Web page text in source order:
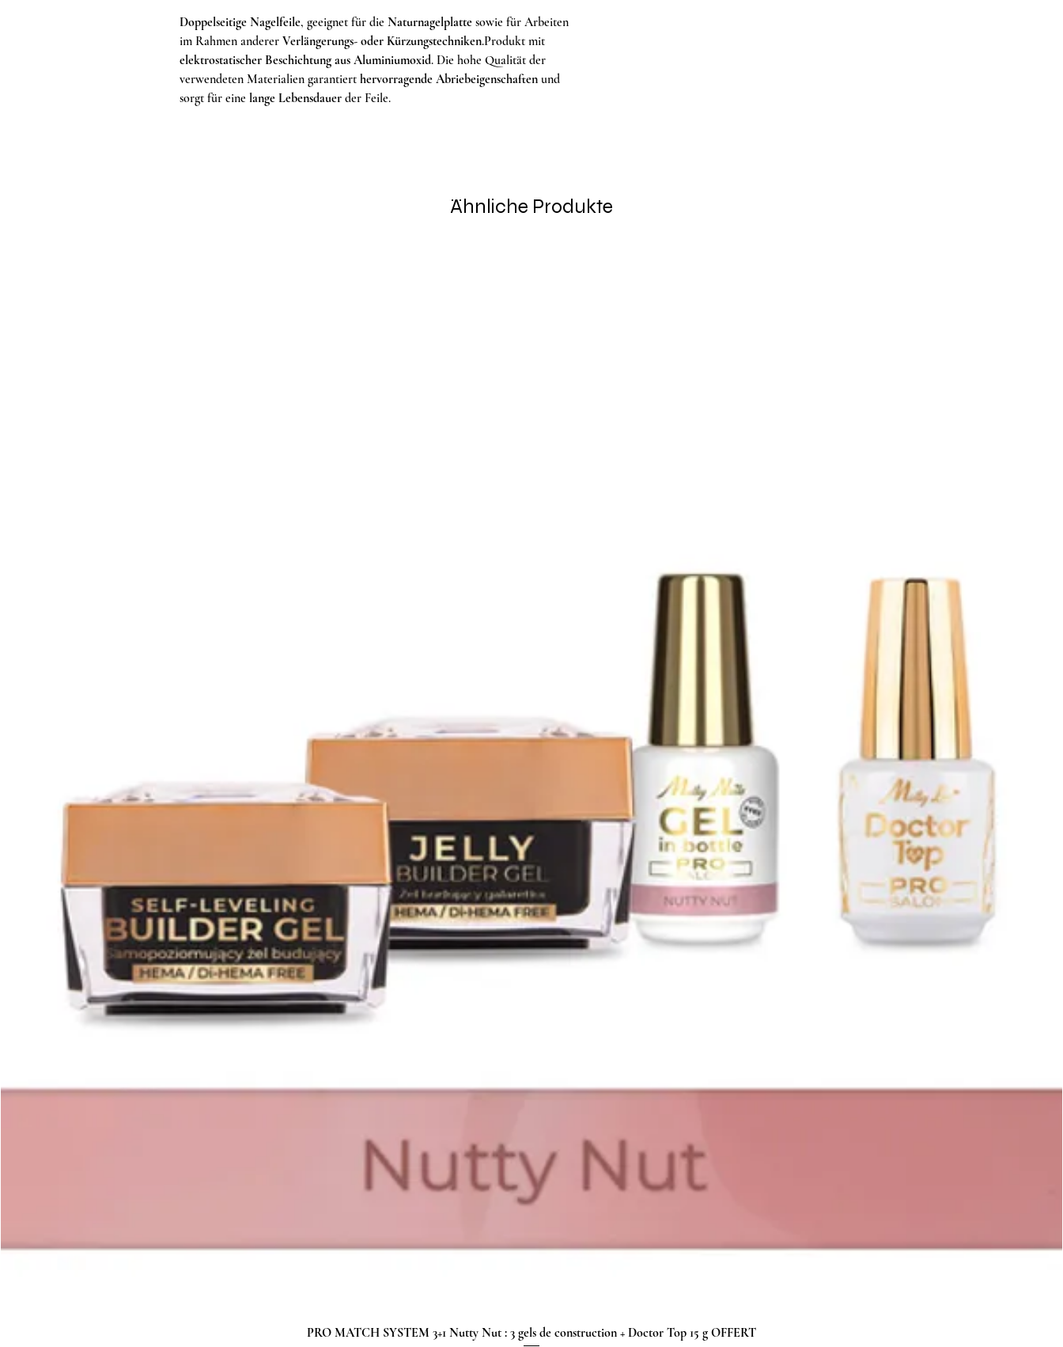
Doppelseitige Nagelfeile, geeignet für die Naturnagelplatte sowie für Arbeiten
im Rahmen anderer Verlängerungs- oder Kürzungstechniken.Produkt mit
elektrostatischer Beschichtung aus Aluminiumoxid. Die hohe Qualität der
verwendeten Materialien garantiert hervorragende Abriebeigenschaften und
sorgt für eine lange Lebensdauer der Feile.
Ähnliche Produkte
Schnellansicht
PRO MATCH SYSTEM 3+1 Nutty Nut : 3 gels de construction + Doctor Top 15 g OFFERT